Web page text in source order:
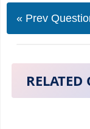
« Prev